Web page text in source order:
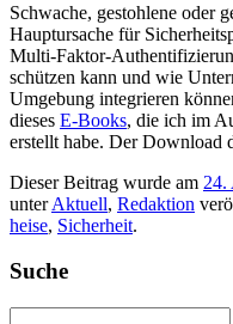
Schwache, gestohlene oder
Hauptursache für
Multi-Faktor-
schützen kann und wie
Umgebung integrieren
dieses E-Books, die ich im
erstellt habe. Der Download
Dieser Beitrag wurde am 24.
unterAktuell, Redaktion
heise, Sicherheit.
Suche